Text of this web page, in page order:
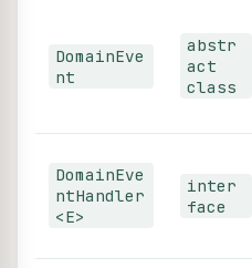
DomainEve
nt
abstr
act
class
DomainEve
ntHandler
<E>
inter
face